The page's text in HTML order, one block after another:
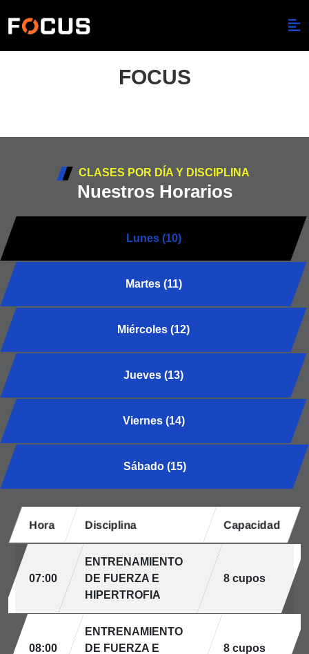
FOCUS
CLASES POR DÍA Y DISCIPLINA
Nuestros Horarios
Lunes (10)
Martes (11)
Miércoles (12)
Jueves (13)
Viernes (14)
Sábado (15)
Hora Disciplina Capacidad
07:00
ENTRENAMIENTO
DE FUERZA E
HIPERTROFIA
8 cupos
08:00
ENTRENAMIENTO
DE FUERZA E
8 cupos